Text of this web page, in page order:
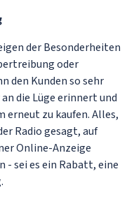
der Besonderheiten
oder
den Kunden so sehr
die Lüge erinnert und
erneut zu kaufen. Alles,
Radio gesagt, auf
Online-Anzeige
sei es ein Rabatt, eine